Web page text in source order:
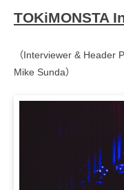
TOKiMONSTA
（Interviewer & Header
Mike Sunda）